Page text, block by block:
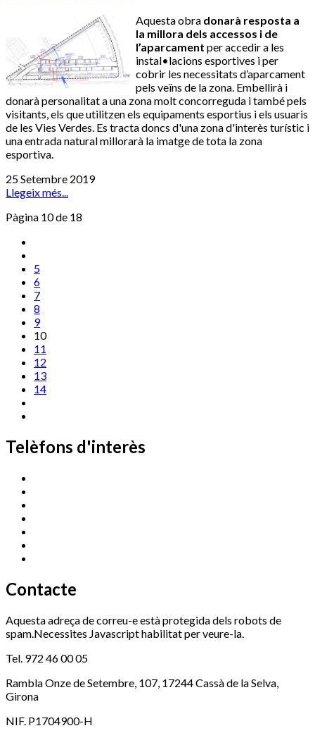
Aquesta obra donarà resposta a
la millora dels accessos i de
l’aparcament per accedir a les
instal•lacions esportives i per
cobrir les necessitats d’aparcament
pels veïns de la zona. Embellirà i
donarà personalitat a una zona molt concorreguda i també pels
visitants, els que utilitzen els equipaments esportius i els usuaris
de les Vies Verdes. Es tracta doncs d'una zona d'interès turístic i
una entrada natural millorarà la imatge de tota la zona
esportiva.
25 Setembre 2019
Llegeix més...
Pàgina 10 de 18
5
6
7
8
9
10
11
12
13
14
Telèfons d'interès
Contacte
Aquesta adreça de correu-e està protegida dels robots de
spam.Necessites Javascript habilitat per veure-la.
Tel. 972 46 00 05
Rambla Onze de Setembre, 107, 17244 Cassà de la Selva,
Girona
NIF. P1704900-H